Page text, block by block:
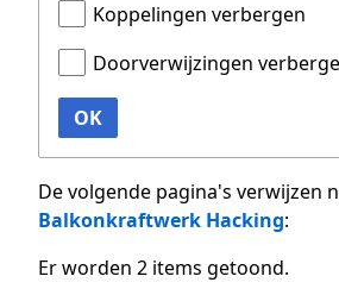
Koppelingen verbergen
Doorverwijzingen
OK
De volgende pagina's verwijzen
Balkonkraftwerk Hacking:
Er worden 2 items getoond.